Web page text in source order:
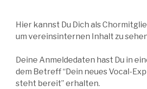
Hier kannst Du Dich als
um vereinsinternen Inhalt zu
Deine Anmeldedaten hast Du in
dem Betreff “Dein neues Vocal-
steht bereit” erhalten.